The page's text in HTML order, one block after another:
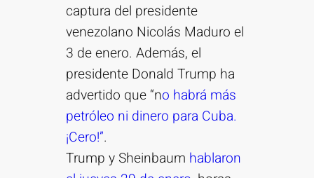
captura del presidente
venezolano Nicolás Maduro el
3 de enero. Además, el
presidente Donald Trump ha
advertido que “no habrá más
petróleo ni dinero para Cuba.
¡Cero!”.
Trump y Sheinbaum hablaron